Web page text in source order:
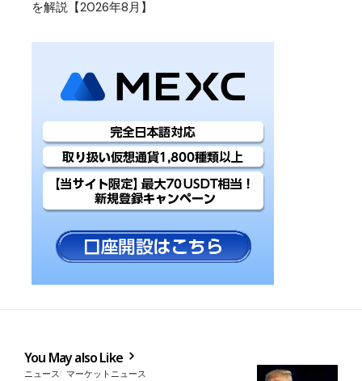
を解説【2026年8月】
You May also Like
ニュース マーケットニュース